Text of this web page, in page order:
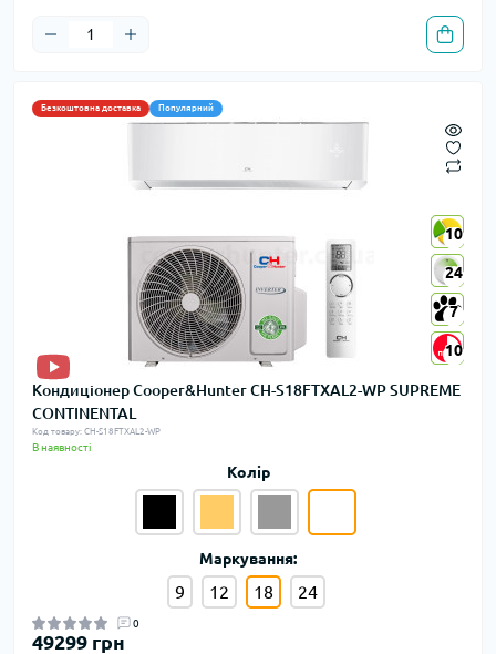
Безкоштовна доставка Популярний
10
24
7
10
10
24
7
10
Кондиціонер Cooper&Hunter CH-S18FTXAL2-WP SUPREME
CONTINENTAL
Код товару: CH-S18FTXAL2-WP
В наявності
Колір
Маркування:
9 12 18 24
0
49299 грн